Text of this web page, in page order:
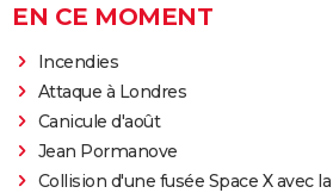
EN CE MOMENT
Incendies
Attaque à Londres
Canicule d'août
Jean Pormanove
Collision d'une fusée Space X avec